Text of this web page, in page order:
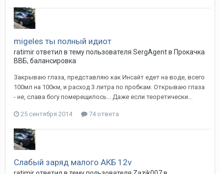
migeles ты полный идиот
ratimirответил в тему пользователя SergAgentв Прокачка
ВВБ, балансировка
Закрываю глаза, представляю как Инсайт едет на воде, всего
100мл на 100км, и расход 3 литра по пробкам. Открываю глаза
- не, слава богу померещилось... Даже если теоретически...
25 сентября 2014 74 ответа
Слабый заряд малого АКБ 12v